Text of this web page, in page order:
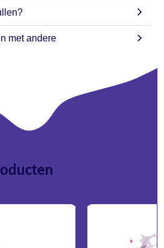
giftboxen,
creatieve projecten.
om eenvoudig mooie krullen
met andere
lint en giftboxen.